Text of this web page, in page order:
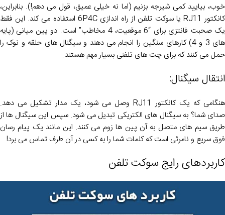
خوب، بیایید کمی شیرجه بزنیم (اما نه خیلی عمیق، قول می دهم!). بنابراین،
کانکتور RJ11 یا سوکت تلفن از راه اندازی 6P4C استفاده می کند. این فقط
یک صحبت فانتزی برای “6 موقعیت، 4 مخاطب” است. دو پین میانی (پایه
های 3 و 4) کارهای سنگین را انجام می دهند و سیگنال های حلقه و نوک را
حمل می کنند که برای چت های تلفنی بسیار مهم هستند.
انتقال سیگنال:
هنگامی که یک کانکتور RJ11 وصل می شود، یک مدار تشکیل می دهد.
صدای شما؟ به سیگنال های الکتریکی تبدیل می شود. سپس این سیگنال ها از
طریق سیم های متصل به آن پین ها زوم می کنند. این مانند یک پیام رسان
فوق سریع و نامرئی است که کلمات شما را به کسی در آن طرف تماس می برد!
کاربردهای رایج سوکت تلفن